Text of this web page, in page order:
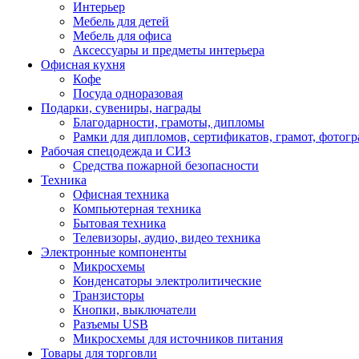
Интерьер
Мебель для детей
Мебель для офиса
Аксессуары и предметы интерьера
Офисная кухня
Кофе
Посуда одноразовая
Подарки, сувениры, награды
Благодарности, грамоты, дипломы
Рамки для дипломов, сертификатов, грамот,
Рабочая спецодежда и СИЗ
Средства пожарной безопасности
Техника
Офисная техника
Компьютерная техника
Бытовая техника
Телевизоры, аудио, видео техника
Электронные компоненты
Микросхемы
Конденсаторы электролитические
Транзисторы
Кнопки, выключатели
Разъемы USB
Микросхемы для источников питания
Товары для торговли